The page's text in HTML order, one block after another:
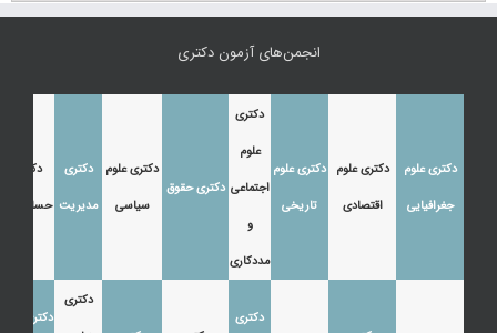
انجمن‌های آزمون دکتری
دکتری علوم
جغرافیایی
دکتری علوم
اقتصادی
دکتری علوم
تاریخی
دکتری
علوم
اجتماعی
و
مددکاری
دکتری حقوق
دکتری علوم
سیاسی
دکتری
مدیریت
دکتری
حسابداری
دکتری
دکتری
دکتری زبان